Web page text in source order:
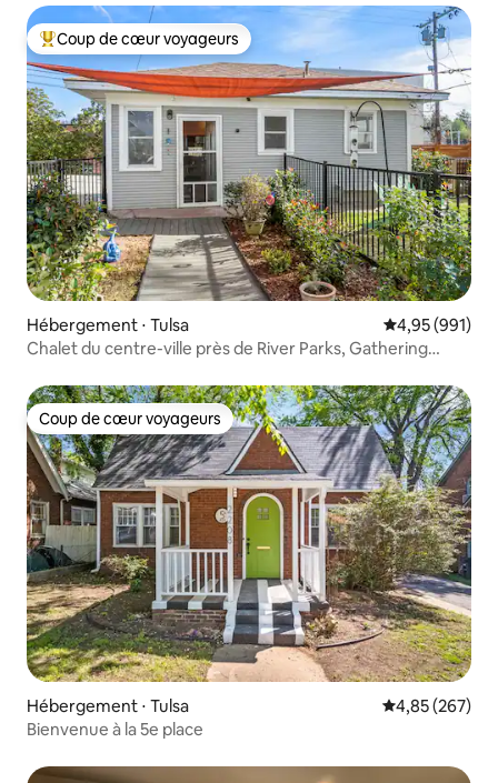
Coups de cœur voyageurs les plus appréciés
Coup de cœur voyageurs
Hébergement ⋅ Tulsa Évaluation
4,95 (991)
Chalet du centre-ville près de River Parks, Gathering
Coup de cœur voyageurs
Coup de cœur voyageurs
Hébergement ⋅ Tulsa Évaluation
4,85 (267)
Bienvenue à la 5e place